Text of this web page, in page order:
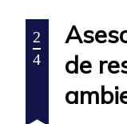
2
4
de